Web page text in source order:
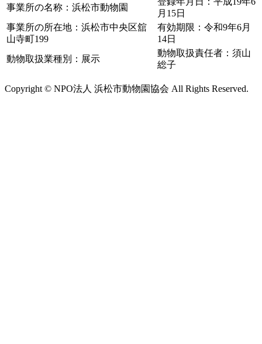
事業所の名称：浜松市動物園
月15日
事業所の所在地：浜松市中央区舘
山寺町199
有効期限：令和9年6月
14日
動物取扱業種別：展示
動物取扱責任者：須山
総子
Copyright © NPO法人 浜松市動物園協会 All Rights Reserved.